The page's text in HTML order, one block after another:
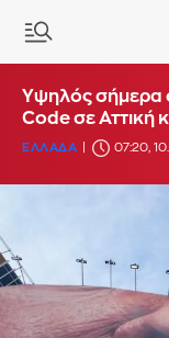
Υψηλός σήμερα
Code σε Αττική
ΕΛΛΑΔΑ 07:20,